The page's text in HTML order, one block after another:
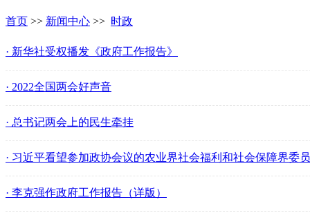
首页 >> 新闻中心 >> 时政
· 新华社受权播发《政府工作报告》
· 2022全国两会好声音
· 总书记两会上的民生牵挂
· 习近平看望参加政协会议的农业界社会福利和社会保障界委员
· 李克强作政府工作报告（详版）